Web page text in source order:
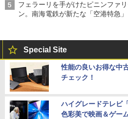
フェラーリを手がけたピニンファ
ン。南海電鉄が新たな「空港特急
Special Site
性能の良いお得な中
チェック！
ハイグレードテレビ
色彩美で映画＆ゲー